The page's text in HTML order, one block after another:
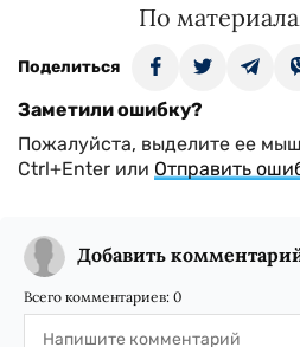
По
Поделиться
Заметили ошибку?
Пожалуйста, выделите ее
Ctrl+Enter или Отправить
Добавить
Всего комментариев: 0